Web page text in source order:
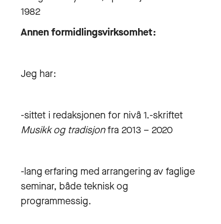
1982
Annen formidlingsvirksomhet:
Jeg har:
-sittet i redaksjonen for nivå 1.-skriftet
Musikk og tradisjonfra 2013 – 2020
-lang erfaring med arrangering av faglige
seminar, både teknisk og
programmessig.